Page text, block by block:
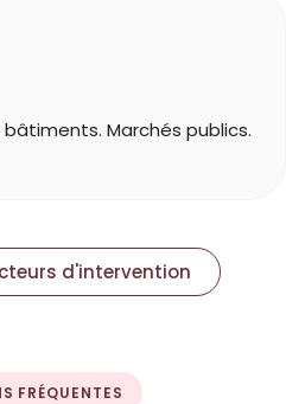
Marchés publics.
d'intervention
FRÉQUENTES